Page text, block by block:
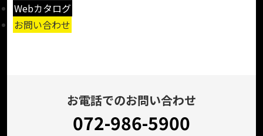
Webカタログ
お問い合わせ
お電話でのお問い合わせ
072-986-5900